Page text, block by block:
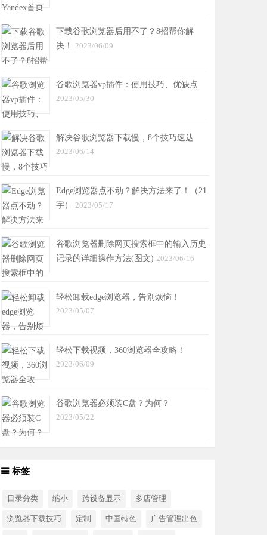
下载谷歌浏览器后用不了？8招帮你解
决！ 2023/06/09
谷歌浏览器vp插件：使用技巧、优缺点
2023/05/30
解决谷歌浏览器下载慢，8个技巧速达
2023/06/14
Edge浏览器点不动？解决方法来了！（21
字） 2023/05/17
谷歌浏览器删除网页搜索框中的输入历史
记录的详细操作方法(图文) 2023/06/16
轻松卸载edge浏览器，告别烦恼！
2023/05/07
轻松下载视频，360浏览器全攻略！
2023/06/09
谷歌浏览器必须装C盘？为何？
2023/05/22
标签
目录分类 缩小 跨设备显示 多店管理
浏览器下载技巧 定制 中国特色 广告管理出色